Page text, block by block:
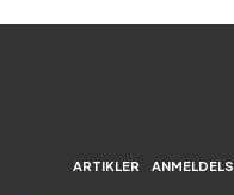
ARTIKLER